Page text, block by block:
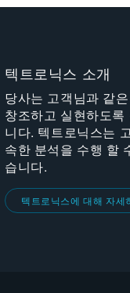
텍트로닉스 소개
당사는 고객님과 같
창조하고 실현하도
니다. 텍트로닉스는
속한 분석을 수행 할
습니다.
텍트로닉스에 대해 자세